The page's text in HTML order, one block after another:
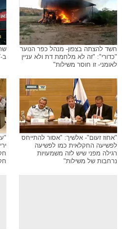
חשד להצתה בצפון- מנהל כפר הנוער
"כדורי": "זה לא מלחמת דת ולא עניין
לאומני- זו חוסר משילות"
ב-17 במאי 2018
"אחוז זעום"- אלשיך: "אסור להתייחס
לפשיעה החקלאית כמו לפשיעה
רגילה מפני שיש לזה משמעויות
נרחבות של משילות"